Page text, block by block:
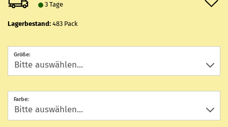
3 Tage
Lagerbestand: 483 Pack
Größe:
Farbe: